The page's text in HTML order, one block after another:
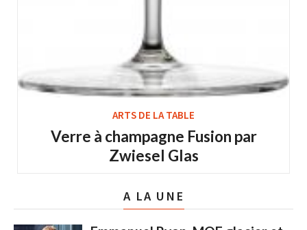
ARTS DE LA TABLE
Verre à champagne Fusion par
Zwiesel Glas
A LA UNE